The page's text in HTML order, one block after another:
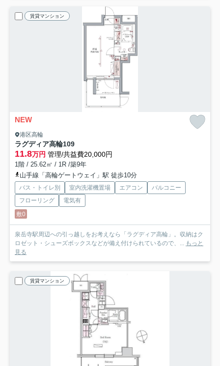
賃貸マンション
NEW
港区高輪
ラグディア高輪109
11.8万円 管理/共益費20,000円
1階 / 25.62㎡ / 1R /築9年
山手線「高輪ゲートウェイ」駅 徒歩10分
バス・トイレ別 室内洗濯機置場 エアコン
バルコニー
フローリング
電気有
敷0
泉岳寺駅周辺への引っ越しをお考えなら「ラグディア高輪」。収納はク
ロゼット・シューズボックスなどが備え付けられているので、...
もっと
見る
賃貸マンション